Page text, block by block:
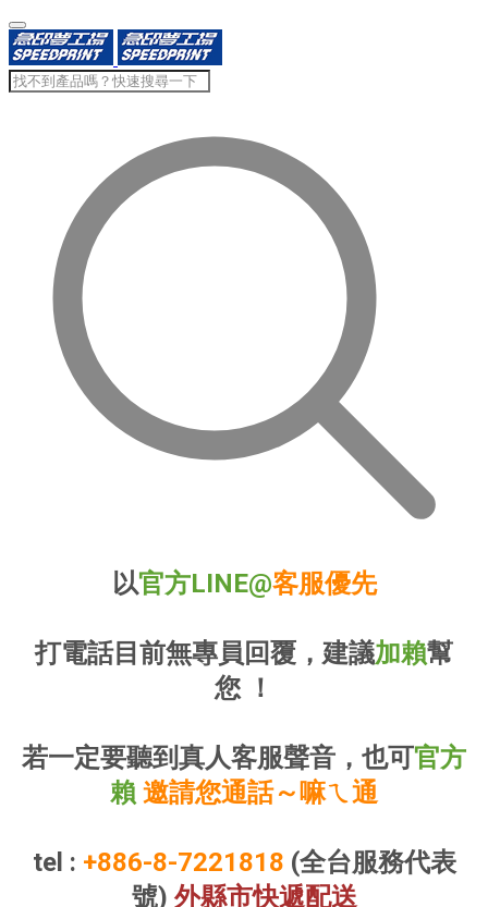
以官方LINE@客服優先
打電話目前無專員回覆，建議加賴幫
您 ！
若一定要聽到真人客服聲音，也可官方
賴 邀請您通話～嘛ㄟ通
tel : +886-8-7221818 (全台服務代表
號) 外縣市快遞配送